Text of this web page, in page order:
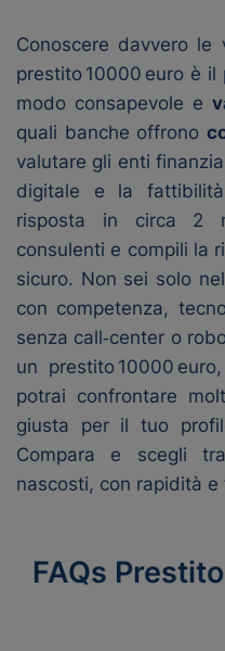
Conoscere davvero le
prestito 10000 euro è
modo consapevole e
quali banche offrono
valutare gli enti
digitale e la
risposta in circa 2
consulenti e compili la
sicuro. Non sei solo
con competenza,
senza call‑center o
un prestito 10000
potrai confrontare
giusta per il tuo
Compara e scegli
nascosti, con rapidità e
FAQs